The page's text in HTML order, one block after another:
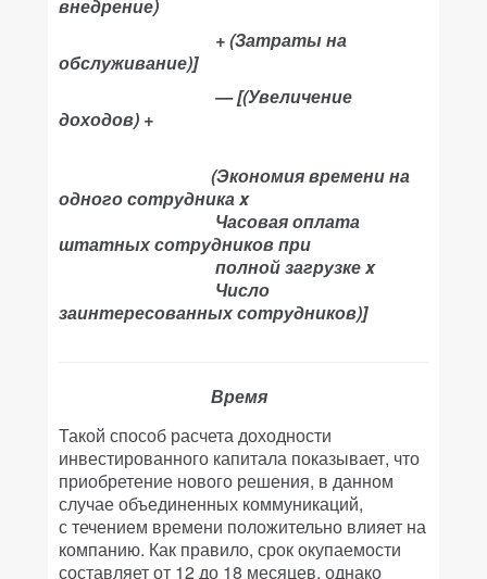
внедрение)
+ (Затраты на
обслуживание)]
— [(Увеличение
доходов) +
(Экономия времени на
одного сотрудника x
Часовая оплата
штатных сотрудников при
полной загрузке x
Число
заинтересованных сотрудников)]
Время
Такой способ расчета доходности
инвестированного капитала показывает, что
приобретение нового решения, в данном
случае объединенных коммуникаций,
с течением времени положительно влияет на
компанию. Как правило, срок окупаемости
составляет от 12 до 18 месяцев, однако